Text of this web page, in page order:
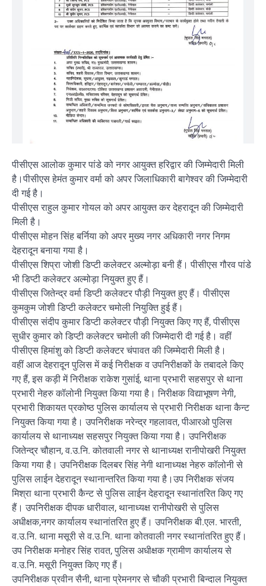
पीसीएस आलोक कुमार पांडे को नगर आयुक्त हरिद्वार की जिम्मेदारी मिली
है।पीसीएस हेमंत कुमार वर्मा को अपर जिलाधिकारी बागेश्वर की जिम्मेदारी
दी गई है।
पीसीएस राहुल कुमार गोयल को अपर आयुक्त कर देहरादून की जिम्मेदारी
मिली है।
पीसीएस मोहन सिंह बर्निया को अपर मुख्य नगर अधिकारी नगर निगम
देहरादून बनाया गया है।
पीसीएस शिप्रा जोशी डिप्टी कलेक्टर अल्मोड़ा बनी हैं। पीसीएस गौरव पांडे
भी डिप्टी कलेक्टर अल्मोड़ा नियुक्त हुए हैं।
पीसीएस जितेन्द्र वर्मा डिप्टी कलेक्टर पौड़ी नियुक्त हुए हैं। पीसीएस
कुमकुम जोशी डिप्टी कलेक्टर चमोली नियुक्ति हुई हैं।
पीसीएस संदीप कुमार डिप्टी कलेक्टर पौड़ी नियुक्त किए गए हैं, पीसीएस
सुधीर कुमार को डिप्टी कलेक्टर चमोली की जिम्मेदारी दी गई है। वहीं
पीसीएस हिमांशु को डिप्टी कलेक्टर चंपावत की जिम्मेदारी मिली है।
वहीं आज देहरादून पुलिस में कई निरीक्षक व उपनिरीक्षकों के तबादले किए
गए हैं, इस कड़ी में निरीक्षक राकेश गुसांई, थाना प्रभारी सहसपुर से थाना
प्रभारी नेहरु कॉलोनी नियुक्त किया गया है। निरीक्षक विद्याभूषण नेगी,
प्रभारी शिकायत प्रकोष्ठ पुलिस कार्यालय से प्रभारी निरीक्षक थाना कैन्ट
नियुक्त किया गया है। उपनिरीक्षक नरेन्द्र गहलावत, पीआरओ पुलिस
कार्यालय से थानाध्यक्ष सहसपुर नियुक्त किया गया है। उपनिरीक्षक
जितेन्द्र चौहान, व.उ.नि. कोतवाली नगर से थानाध्यक्ष रानीपोखरी नियुक्त
किया गया है। उपनिरीक्षक दिलबर सिंह नेगी थानाध्यक्ष नेहरु कॉलोनी से
पुलिस लाईन देहरादून स्थानान्तरित किया गया है।उप निरीक्षक संजय
मिश्रा थाना प्रभारी कैन्ट से पुलिस लाईन देहरादून स्थानांतरित किए गए
हैं। उपनिरीक्षक दीपक धारीवाल, थानाध्यक्ष रानीपोखरी से पुलिस
अधीक्षक,नगर कार्यालय स्थानांतरित हुए हैं। उपनिरीक्षक बी.एल. भारती,
व.उ.नि. थाना मसूरी से व.उ.नि. थाना कोतवाली नगर स्थानांतरित हुए हैं।
उप निरीक्षक मनोहर सिंह रावत, पुलिस अधीक्षक ग्रामीण कार्यालय से
व.उ.नि. मसूरी नियुक्त किए गए हैं।
उपनिरीक्षक प्रवीन सैनी, थाना प्रेमनगर से चौकी प्रभारी बिन्दाल नियुक्त